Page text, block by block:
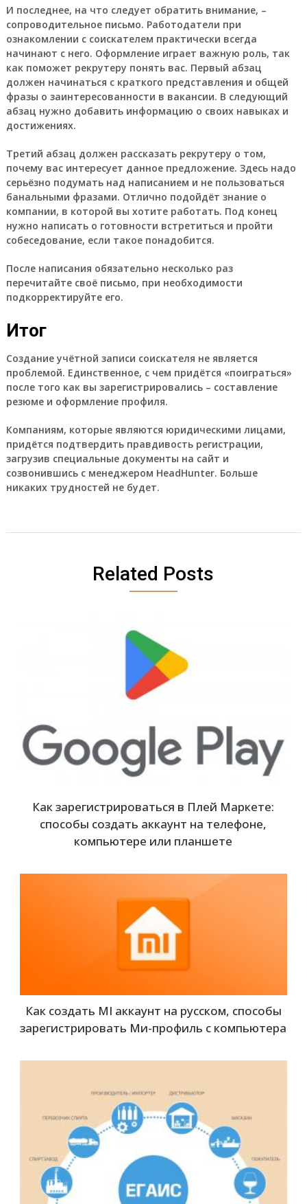
И последнее, на что следует обратить внимание, –
сопроводительное письмо. Работодатели при
ознакомлении с соискателем практически всегда
начинают с него. Оформление играет важную роль, так
как поможет рекрутеру понять вас. Первый абзац
должен начинаться с краткого представления и общей
фразы о заинтересованности в вакансии. В следующий
абзац нужно добавить информацию о своих навыках и
достижениях.
Третий абзац должен рассказать рекрутеру о том,
почему вас интересует данное предложение. Здесь надо
серьёзно подумать над написанием и не пользоваться
банальными фразами. Отлично подойдёт знание о
компании, в которой вы хотите работать. Под конец
нужно написать о готовности встретиться и пройти
собеседование, если такое понадобится.
После написания обязательно несколько раз
перечитайте своё письмо, при необходимости
подкорректируйте его.
Итог
Создание учётной записи соискателя не является
проблемой. Единственное, с чем придётся «поиграться»
после того как вы зарегистрировались – составление
резюме и оформление профиля.
Компаниям, которые являются юридическими лицами,
придётся подтвердить правдивость регистрации,
загрузив специальные документы на сайт и
созвонившись с менеджером HeadHunter. Больше
никаких трудностей не будет.
Related Posts
Как зарегистрироваться в Плей Маркете:
способы создать аккаунт на телефоне,
компьютере или планшете
Как создать MI аккаунт на русском, способы
зарегистрировать Ми-профиль с компьютера